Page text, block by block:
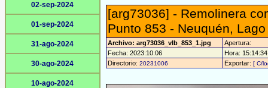
02-sep-2024
01-sep-2024
31-ago-2024
30-ago-2024
10-ago-2024
[arg73036] - Remolinera
Punto 853 - Neuquén,
Archivo: arg73036_vlb_853_1.jpg
Apertura:
Fecha: 2023:10:06
Hora:
Directorio: 20231006 Exportar: [ C/